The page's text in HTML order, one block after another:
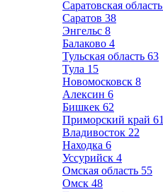
Саратовская область
Саратов 38
Энгельс 8
Балаково 4
Тульская область 63
Тула 15
Новомосковск 8
Алексин 6
Бишкек 62
Приморский край 61
Владивосток 22
Находка 6
Уссурийск 4
Омская область 55
Омск 48